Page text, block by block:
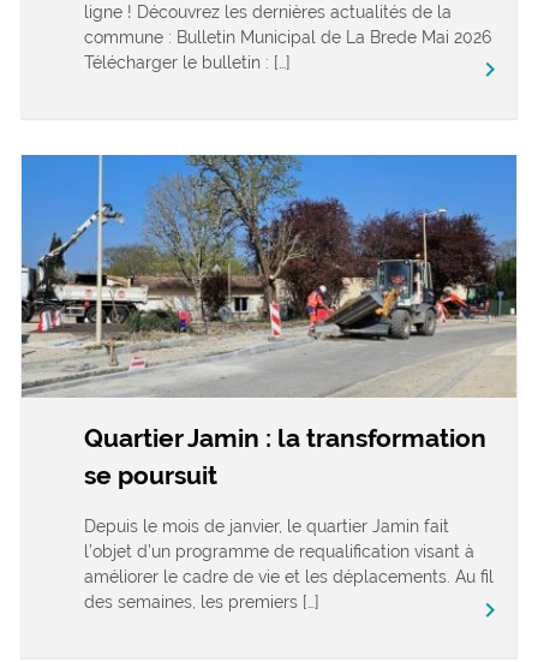
ligne ! Découvrez les dernières actualités de la
commune : Bulletin Municipal de La Brede Mai 2026
Télécharger le bulletin : […]
keyboard_arrow_right
Quartier Jamin : la transformation
se poursuit
Depuis le mois de janvier, le quartier Jamin fait
l’objet d’un programme de requalification visant à
améliorer le cadre de vie et les déplacements. Au fil
des semaines, les premiers […]
keyboard_arrow_right